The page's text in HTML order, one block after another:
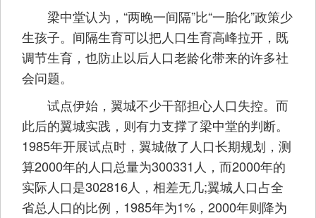
梁中堂认为，“两晚一间隔”比“一胎化”政策少
生孩子。间隔生育可以把人口生育高峰拉开，既
调节生育，也防止以后人口老龄化带来的许多社
会问题。
试点伊始，翼城不少干部担心人口失控。而
此后的翼城实践，则有力支撑了梁中堂的判断。
1985年开展试点时，翼城做了人口长期规划，测
算2000年的人口总量为300331人，而2000年的
实际人口是302816人，相差无几;翼城人口占全
省总人口的比例，1985年为1%，2000年则降为